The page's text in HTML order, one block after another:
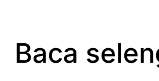
Baca